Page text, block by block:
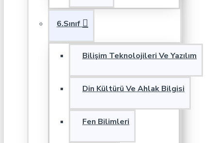
6.Sınıf
Bilişim Teknolojileri Ve Yazılım
Din Kültürü Ve Ahlak Bilgisi
Fen Bilimleri